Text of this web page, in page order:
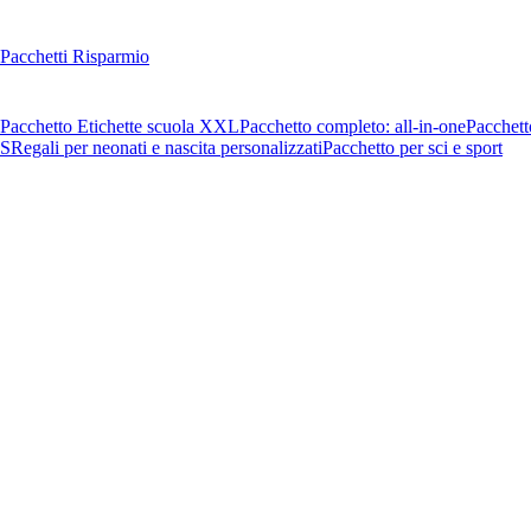
Pacchetti Risparmio
Pacchetto Etichette scuola XXLPacchetto completo: all-in-one
Regali per neonati e nascita personalizzatiPacchetto per sci e sport